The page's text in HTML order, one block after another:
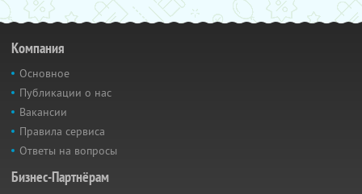
Компания
Основное
Публикации о нас
Вакансии
Правила сервиса
Ответы на вопросы
Бизнес-Партнёрам